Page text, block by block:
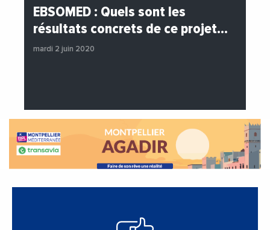
#BuzzNews
#Decideurs
#Entreprises
#Institutions
#PhotosEtVideos
EBSOMED : Quels sont les
résultats concrets de ce projet…
mardi 2 juin 2020